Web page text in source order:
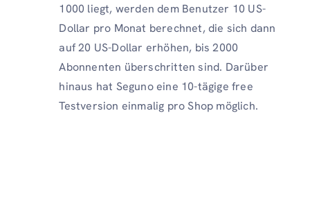
1000 liegt, werden dem Benutzer 10 US-
Dollar pro Monat berechnet, die sich dann
auf 20 US-Dollar erhöhen, bis 2000
Abonnenten überschritten sind. Darüber
hinaus hat Seguno eine 10-tägige free
Testversion einmalig pro Shop möglich.